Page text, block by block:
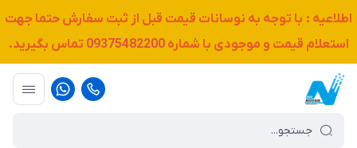
اطلاعیه : با توجه به نوسانات قیمت قبل از ثبت سفارش حتما جهت
استعلام قیمت و موجودی با شماره09375482200 تماس بگیرید.